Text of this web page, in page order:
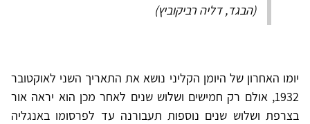
(הבגד, דליה רביקוביץ)
יומו האחרון של היומן הקליני נושא את התאריך השני לאוקטובר
1932, אולם רק חמישים ושלוש שנים לאחר מכן הוא יראה אור
בצרפת ושלוש שנים נוספות תעבורנה עד לפרסומו באנגליה